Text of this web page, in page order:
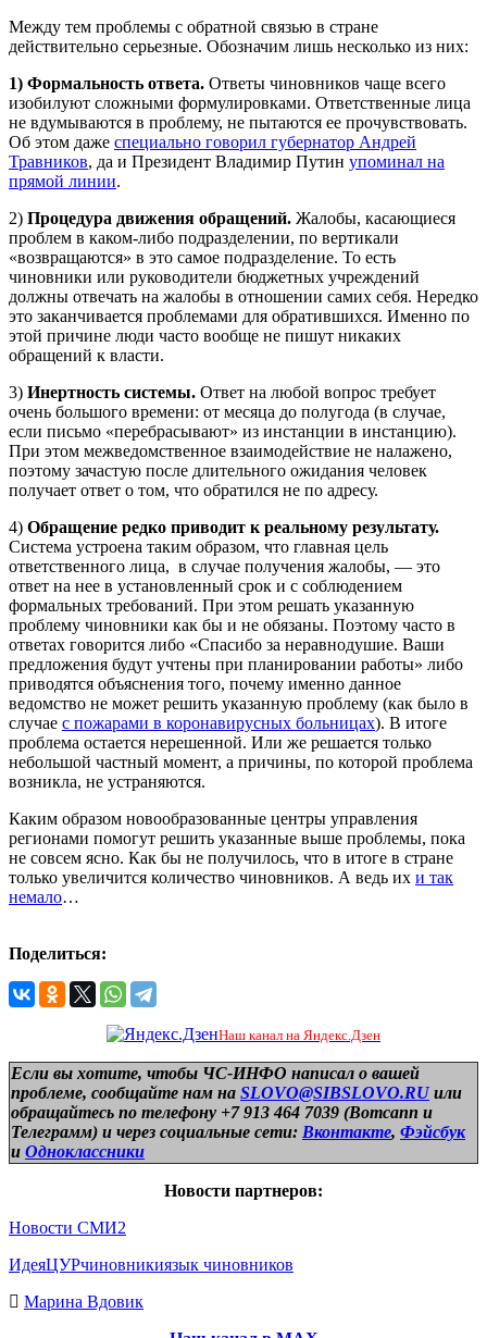
Между тем проблемы с обратной связью в стране
действительно серьезные. Обозначим лишь несколько из них:
1) Формальность ответа. Ответы чиновников чаще всего
изобилуют сложными формулировками. Ответственные лица
не вдумываются в проблему, не пытаются ее прочувствовать.
Об этом даже специально говорил губернатор Андрей
Травников, да и Президент Владимир Путин упоминал на
прямой линии.
2) Процедура движения обращений. Жалобы, касающиеся
проблем в каком-либо подразделении, по вертикали
«возвращаются» в это самое подразделение. То есть
чиновники или руководители бюджетных учреждений
должны отвечать на жалобы в отношении самих себя. Нередко
это заканчивается проблемами для обратившихся. Именно по
этой причине люди часто вообще не пишут никаких
обращений к власти.
3) Инертность системы. Ответ на любой вопрос требует
очень большого времени: от месяца до полугода (в случае,
если письмо «перебрасывают» из инстанции в инстанцию).
При этом межведомственное взаимодействие не налажено,
поэтому зачастую после длительного ожидания человек
получает ответ о том, что обратился не по адресу.
4) Обращение редко приводит к реальному результату.
Система устроена таким образом, что главная цель
ответственного лица, в случае получения жалобы, — это
ответ на нее в установленный срок и с соблюдением
формальных требований. При этом решать указанную
проблему чиновники как бы и не обязаны. Поэтому часто в
ответах говорится либо «Спасибо за неравнодушие. Ваши
предложения будут учтены при планировании работы» либо
приводятся объяснения того, почему именно данное
ведомство не может решить указанную проблему (как было в
случае с пожарами в коронавирусных больницах). В итоге
проблема остается нерешенной. Или же решается только
небольшой частный момент, а причины, по которой проблема
возникла, не устраняются.
Каким образом новообразованные центры управления
регионами помогут решить указанные выше проблемы, пока
не совсем ясно. Как бы не получилось, что в итоге в стране
только увеличится количество чиновников. А ведь их и так
немало…
Поделиться:
Наш канал на Яндекс.Дзен
Если вы хотите, чтобы ЧС-ИНФО написал о вашей
проблеме, сообщайте нам на SLOVO@SIBSLOVO.RU или
обращайтесь по телефону +7 913 464 7039 (Вотсапп и
Телеграмм) и через социальные сети: Вконтакте, Фэйсбук
и Одноклассники
Новости партнеров:
Новости СМИ2
ИдеяЦУРчиновникиязык чиновников
Марина Вдовик